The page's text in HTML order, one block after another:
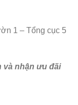
1 – Tổng cục 5
và nhận ưu đãi